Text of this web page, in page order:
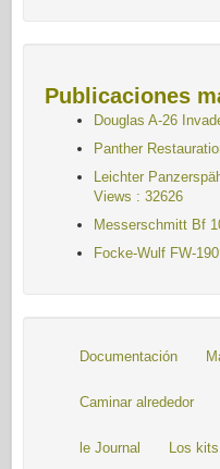
Publicaciones
Douglas A-26
Panther
Leichter
Views : 32626
Messerschmitt Bf
Focke-Wulf FW-
Documentación
Caminar alrededor
le Journal Los kits